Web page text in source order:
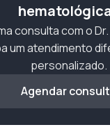
consulta com o
um atendimento
personalizado.
Agendar